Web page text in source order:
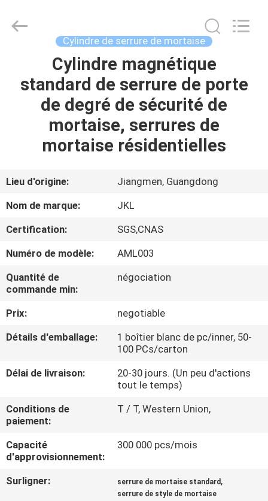
MAISON
PRODUITS
DE
NOUS
VISITE
D'USINE
CONTRÔLE
DE
QUALITÉ
CONTACTEZ-
CAS
Products
Co.,Ltd.
Cylindre de serrure de mortaise
Cylindre magnétique
standard de serrure de porte
de degré de sécurité de
mortaise, serrures de
mortaise résidentielles
Lieu d'origine:
Jiangmen, Guangdong
Nom de marque:
JKL
Certification:
SGS,CNAS
Numéro de modèle:
AML003
Quantité de
commande min:
négociation
Prix:
negotiable
Détails d'emballage:
1 boîtier blanc de pc/inner, 50-
100 PCs/carton
Délai de livraison:
20-30 jours. (Un peu d'actions
tout le temps)
Conditions de
paiement:
T / T, Western Union,
Capacité
d'approvisionnement:
300 000 pcs/mois
Surligner: serrure de mortaise standard ,
serrure de style de mortaise